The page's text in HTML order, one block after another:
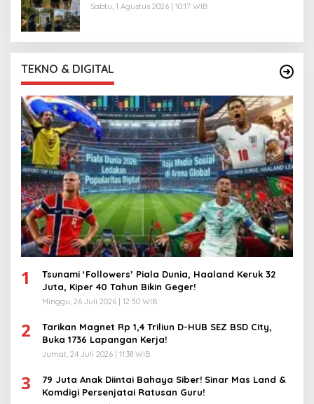
Sabtu, 1 Agustus 2026 | 10:17 WIB
TEKNO & DIGITAL
1
Tsunami ‘Followers’ Piala Dunia, Haaland Keruk 32
Juta, Kiper 40 Tahun Bikin Geger!
Minggu, 26 Juli 2026 | 12:50 WIB
2
Tarikan Magnet Rp 1,4 Triliun D-HUB SEZ BSD City,
Buka 1736 Lapangan Kerja!
Jumat, 24 Juli 2026 | 11:38 WIB
3
79 Juta Anak Diintai Bahaya Siber! Sinar Mas Land &
Komdigi Persenjatai Ratusan Guru!